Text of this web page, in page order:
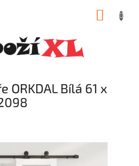
ORKDAL Bílá 61 x